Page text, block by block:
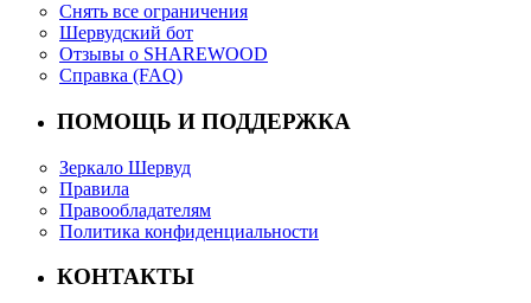
Снять все ограничения
Шервудский бот
Отзывы о SHAREWOOD
Справка (FAQ)
ПОМОЩЬ И ПОДДЕРЖКА
Зеркало Шервуд
Правила
Правообладателям
Политика конфиденциальности
КОНТАКТЫ